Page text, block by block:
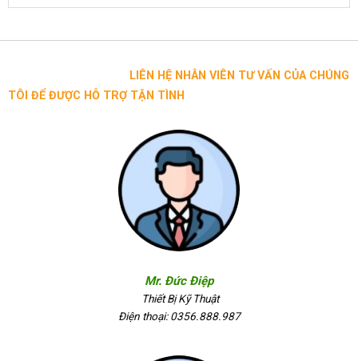
LIÊN HỆ NHÂN VIÊN TƯ VẤN CỦA CHÚNG
TÔI ĐỂ ĐƯỢC HỖ TRỢ TẬN TÌNH
Mr. Đức Điệp
Thiết Bị Kỹ Thuật
Điện thoại: 0356.888.987